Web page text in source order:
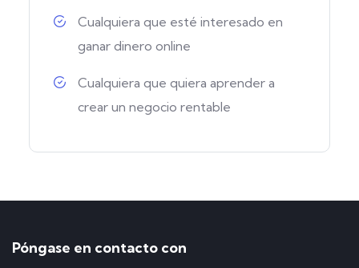
Cualquiera que esté interesado en
ganar dinero online
Cualquiera que quiera aprender a
crear un negocio rentable
Póngase en contacto con